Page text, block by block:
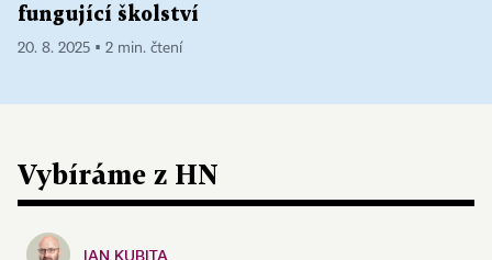
fungující školství
20. 8. 2025 ▪ 2 min. čtení
Vybíráme z HN
JAN KUBITA